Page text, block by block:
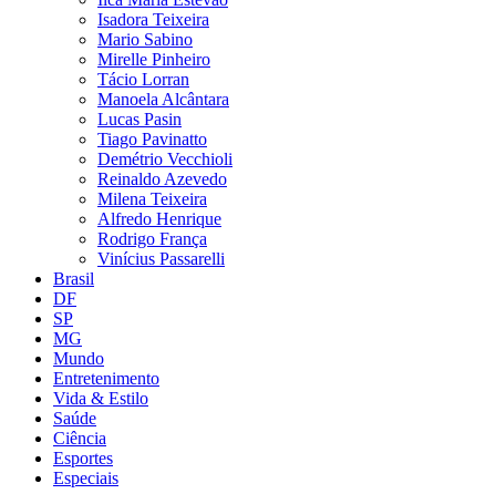
Isadora Teixeira
Mario Sabino
Mirelle Pinheiro
Tácio Lorran
Manoela Alcântara
Lucas Pasin
Tiago Pavinatto
Demétrio Vecchioli
Reinaldo Azevedo
Milena Teixeira
Alfredo Henrique
Rodrigo França
Vinícius Passarelli
Brasil
DF
SP
MG
Mundo
Entretenimento
Vida & Estilo
Saúde
Ciência
Esportes
Especiais